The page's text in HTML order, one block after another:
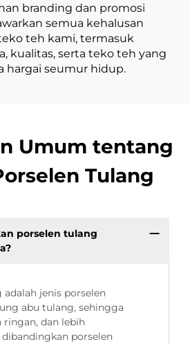
branding dan promosi
semua kehalusan
teh kami, termasuk
kualitas, serta teko teh yang
hargai seumur hidup.
Umum tentang
Tulang
porselen tulang
adalah jenis porselen
abu tulang, sehingga
ringan, dan lebih
porselen